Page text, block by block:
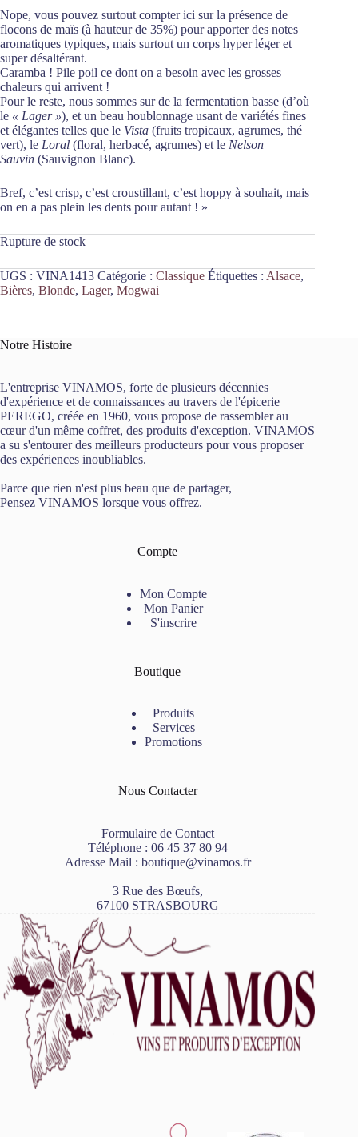
Nope, vous pouvez surtout compter ici sur la présence de
flocons de maïs (à hauteur de 35%) pour apporter des notes
aromatiques typiques, mais surtout un corps hyper léger et
super désaltérant.
Caramba ! Pile poil ce dont on a besoin avec les grosses
chaleurs qui arrivent !
Pour le reste, nous sommes sur de la fermentation basse (d’où
le « Lager »), et un beau houblonnage usant de variétés fines
et élégantes telles que le Vista (fruits tropicaux, agrumes, thé
vert), le Loral (floral, herbacé, agrumes) et le Nelson
Sauvin (Sauvignon Blanc).
Bref, c’est crisp, c’est croustillant, c’est hoppy à souhait, mais
on en a pas plein les dents pour autant ! »
Rupture de stock
UGS : VINA1413 Catégorie : Classique Étiquettes : Alsace,
Bières, Blonde, Lager, Mogwai
Notre Histoire
L'entreprise VINAMOS, forte de plusieurs décennies
d'expérience et de connaissances au travers de l'épicerie
PEREGO, créée en 1960, vous propose de rassembler au
cœur d'un même coffret, des produits d'exception. VINAMOS
a su s'entourer des meilleurs producteurs pour vous proposer
des expériences inoubliables.
Parce que rien n'est plus beau que de partager,
Pensez VINAMOS lorsque vous offrez.
Compte
Mon Compte
Mon Panier
S'inscrire
Boutique
Produits
Services
Promotions
Nous Contacter
Formulaire de Contact
Téléphone : 06 45 37 80 94
Adresse Mail : boutique@vinamos.fr
3 Rue des Bœufs,
67100 STRASBOURG